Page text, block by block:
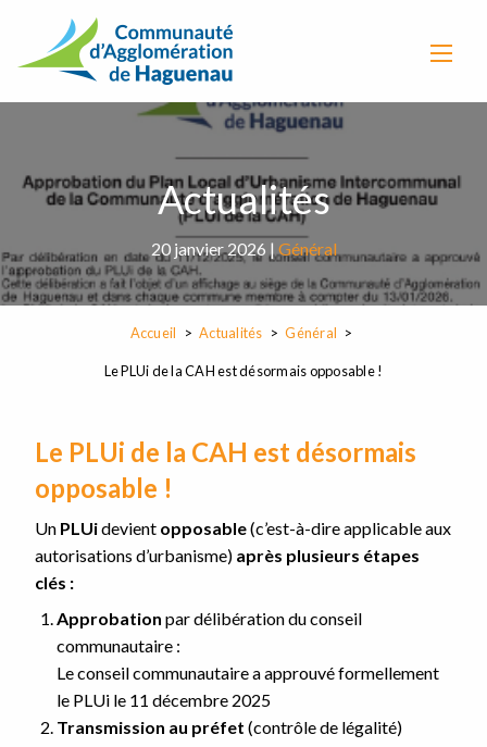
Actualités
20 janvier 2026 | Général
Accueil Actualités Général
Le PLUi de la CAH est désormais opposable !
Le PLUi de la CAH est désormais
opposable !
Un PLUidevient opposable(c’est-à-dire applicable aux
autorisations d’urbanisme) après plusieurs étapes
clés :
Approbation par délibération du conseil
communautaire :
Le conseil communautaire a approuvé formellement
le PLUi le 11 décembre 2025
Transmission au préfet (contrôle de légalité)